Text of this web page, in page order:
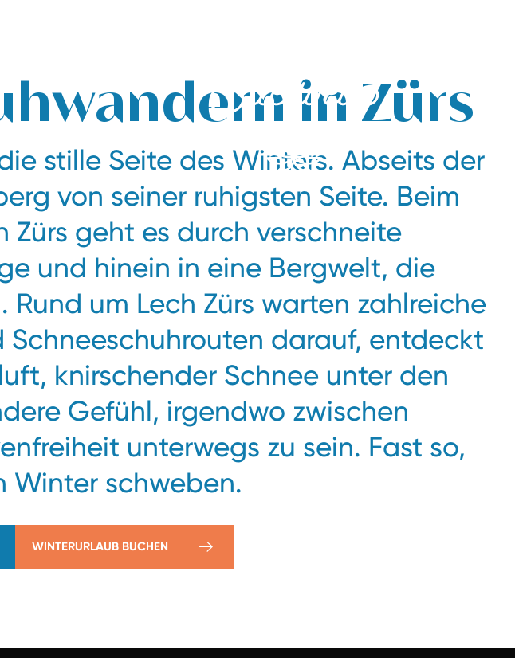
in Zürs
stille Seite des Winters. Abseits der
von seiner ruhigsten Seite. Beim
Zürs geht es durch verschneite
und hinein in eine Bergwelt, die
um Lech Zürs warten zahlreiche
darauf, entdeckt
knirschender Schnee unter den
Gefühl, irgendwo zwischen
unterwegs zu sein. Fast so,
Winter schweben.
WINTERURLAUB BUCHEN